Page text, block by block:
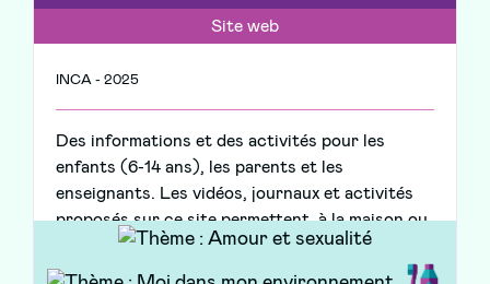
Site web
INCA - 2025
Des informations et des activités pour les
enfants (6-14 ans), les parents et les
enseignants. Les vidéos, journaux et activités
proposés sur ce site permettent, à la maison ou
en classe, de mieux comprendre les cancers et
de savoir comment s’en protéger.